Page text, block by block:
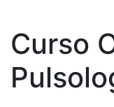
Curso